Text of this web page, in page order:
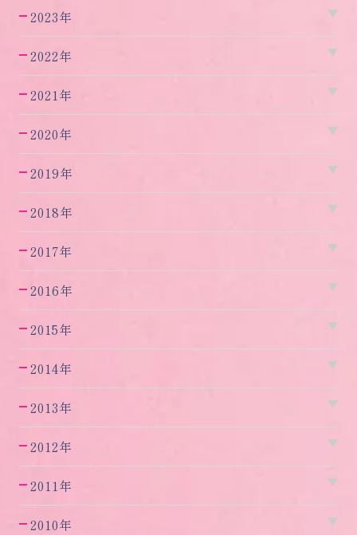
2023年
2022年
2021年
2020年
2019年
2018年
2017年
2016年
2015年
2014年
2013年
2012年
2011年
2010年